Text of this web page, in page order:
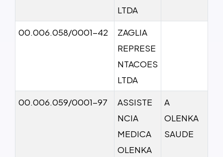
LTDA
00.006.058/0001-42
ZAGLIA
REPRESE
NTACOES
LTDA
00.006.059/0001-97
ASSISTE
NCIA
MEDICA
OLENKA
A
OLENKA
SAUDE